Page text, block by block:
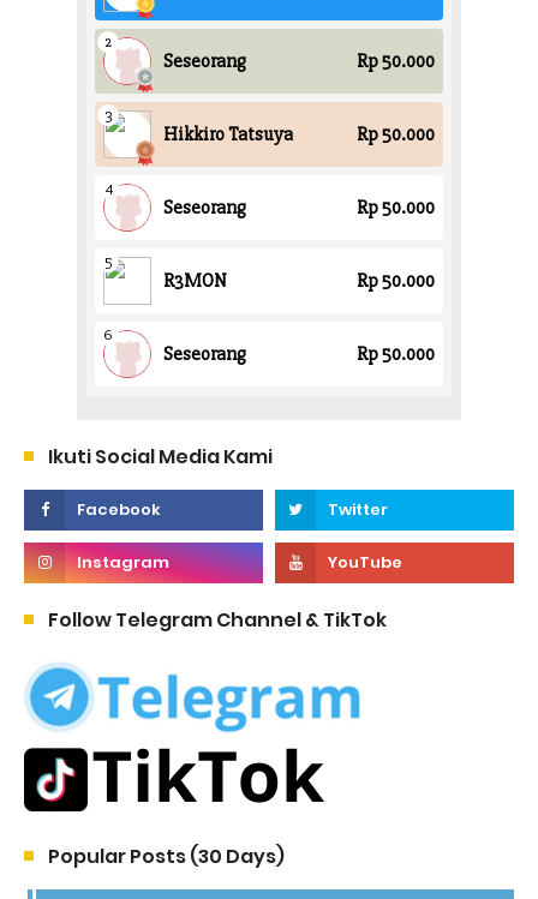
Ikuti Social Media Kami
Follow Telegram Channel & TikTok
Popular Posts (30 Days)